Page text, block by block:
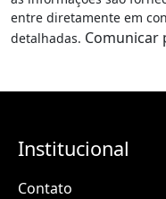
entre diretamente em
detalhadas. Comunicar
Institucional
Contato